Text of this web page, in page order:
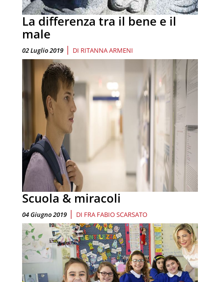
La differenza tra il bene e il
male
02 Luglio 2019 | DI RITANNA ARMENI
Scuola & miracoli
04 Giugno 2019 | DI FRA FABIO SCARSATO